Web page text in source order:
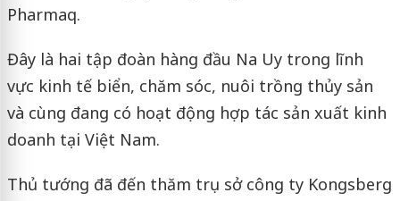
Pharmaq.
Đây là hai tập đoàn hàng đầu Na Uy trong lĩnh
vực kinh tế biển, chăm sóc, nuôi trồng thủy sản
và cùng đang có hoạt động hợp tác sản xuất kinh
doanh tại Việt Nam.
Thủ tướng đã đến thăm trụ sở công ty Kongsberg